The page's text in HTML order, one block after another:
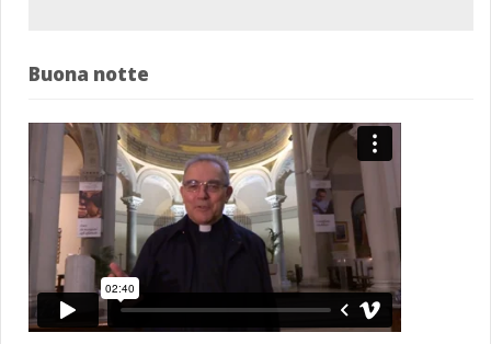
Buona notte